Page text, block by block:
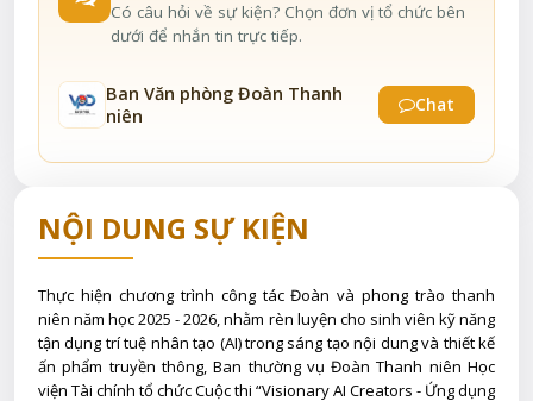
Có câu hỏi về sự kiện? Chọn đơn vị tổ chức bên
dưới để nhắn tin trực tiếp.
Ban Văn phòng Đoàn Thanh
niên
Chat
NỘI DUNG SỰ KIỆN
Thực hiện chương trình công tác Đoàn và phong trào thanh
niên năm học 2025 - 2026, nhằm rèn luyện cho sinh viên kỹ năng
tận dụng trí tuệ nhân tạo (AI) trong sáng tạo nội dung và thiết kế
ấn phẩm truyền thông, Ban thường vụ Đoàn Thanh niên Học
viện Tài chính tổ chức Cuộc thi “Visionary AI Creators - Ứng dụng